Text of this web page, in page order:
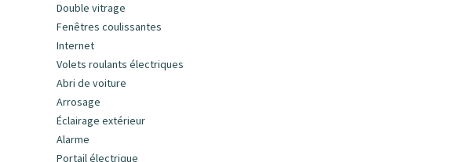
Double vitrage
Fenêtres coulissantes
Internet
Volets roulants électriques
Abri de voiture
Arrosage
Éclairage extérieur
Alarme
Portail électrique